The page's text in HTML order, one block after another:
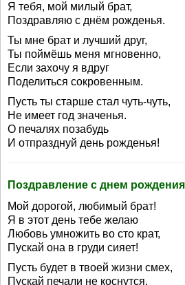
Я тебя, мой милый брат,
Поздравляю с днём рожденья.
Ты мне брат и лучший друг,
Ты поймёшь меня мгновенно,
Если захочу я вдруг
Поделиться сокровенным.
Пусть ты старше стал чуть-чуть,
Не имеет год значенья.
О печалях позабудь
И отпразднуй день рожденья!
Поздравление с днем
Мой дорогой, любимый брат!
Я в этот день тебе желаю
Любовь умножить во сто крат,
Пускай она в груди сияет!
Пусть будет в твоей жизни смех,
Пускай печали не коснутся,